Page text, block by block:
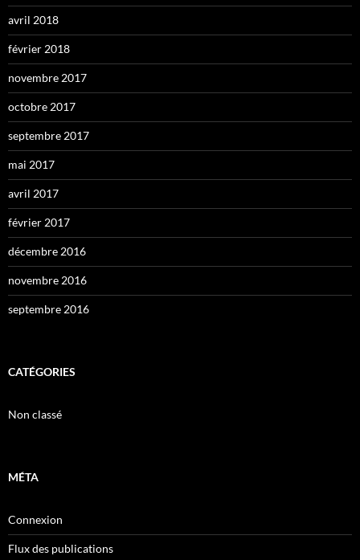
avril 2018
février 2018
novembre 2017
octobre 2017
septembre 2017
mai 2017
avril 2017
février 2017
décembre 2016
novembre 2016
septembre 2016
CATÉGORIES
Non classé
MÉTA
Connexion
Flux des publications